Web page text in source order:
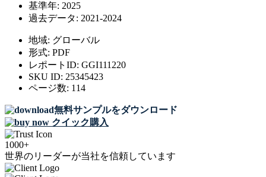
基準年: 2025
過去データ: 2021-2024
地域: グローバル
形式: PDF
レポートID: GGI111220
SKU ID: 25345423
ページ数: 114
無料サンプルをダウンロード
クイック購入
1000+
世界のリーダーが当社を信頼しています